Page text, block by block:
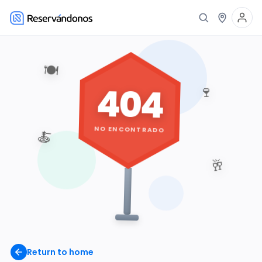
Return to home
🍽️
🍷
🥂
🍝
404
NO ENCONTRADO